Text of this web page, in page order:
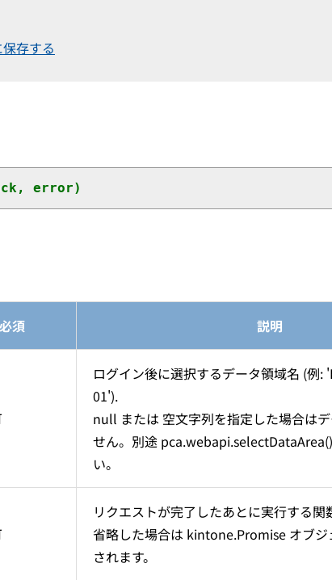
存する
error)
必須 説明
ログイン後に選択するデータ領域名 (例:
01').
null または 空文字列を指定した場合は
せん。別途
い。
リクエストが完了したあとに実行する関
省略した場合は kintone.Promise オブジ
されます。